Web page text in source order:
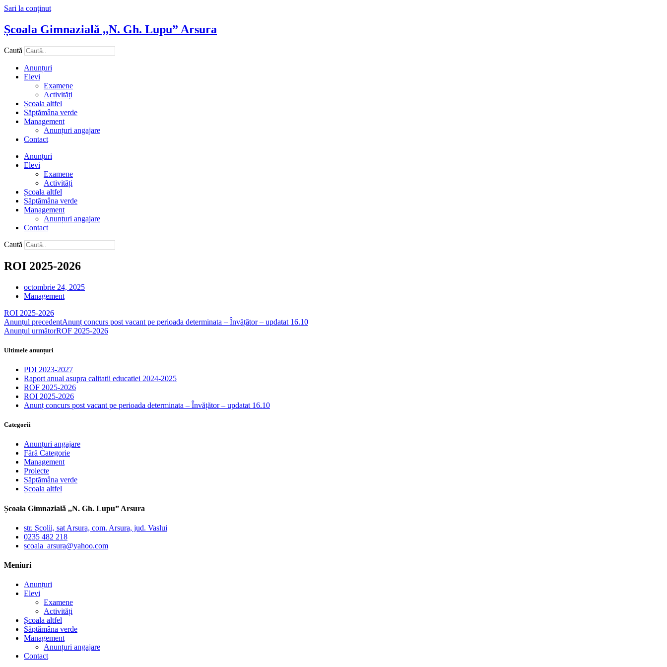
Sari la conținut
Școala Gimnazială ,,N. Gh. Lupu” Arsura
Caută
Anunțuri
Elevi
Examene
Activități
Școala altfel
Săptămâna verde
Management
Anunțuri angajare
Contact
Anunțuri
Elevi
Examene
Activități
Școala altfel
Săptămâna verde
Management
Anunțuri angajare
Contact
Caută
ROI 2025-2026
octombrie 24, 2025
Management
ROI 2025-2026
Anunțul precedentAnunț concurs post vacant pe perioada determinata – Învățător – updatat 16.10
Anunțul următorROF 2025-2026
Ultimele anunțuri
PDI 2023-2027
Raport anual asupra calitatii educatiei 2024-2025
ROF 2025-2026
ROI 2025-2026
Anunț concurs post vacant pe perioada determinata – Învățător – updatat 16.10
Categorii
Anunțuri angajare
Fără Categorie
Management
Proiecte
Săptămâna verde
Școala altfel
Școala Gimnazială ,,N. Gh. Lupu” Arsura
str. Școlii, sat Arsura, com. Arsura, jud. Vaslui
0235 482 218
scoala_arsura@yahoo.com
Meniuri
Anunțuri
Elevi
Examene
Activități
Școala altfel
Săptămâna verde
Management
Anunțuri angajare
Contact